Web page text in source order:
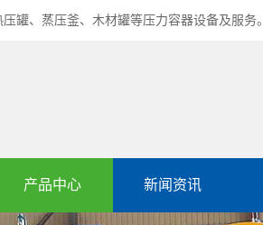
罐、蒸压釜、木材罐等压力容器设备及服务。
产品中心 新闻资讯